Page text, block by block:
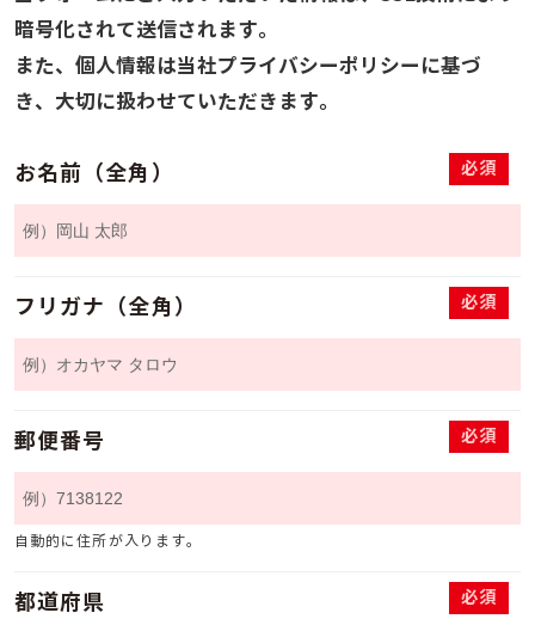
暗号化されて送信されます。
また、個人情報は当社プライバシーポリシーに基づ
き、大切に扱わせていただきます。
お名前（全角） 必須
フリガナ（全角） 必須
郵便番号 必須
自動的に住所が入ります。
都道府県 必須